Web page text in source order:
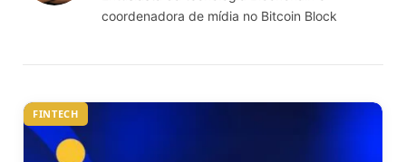
coordenadora de mídia no Bitcoin Block
FINTECH